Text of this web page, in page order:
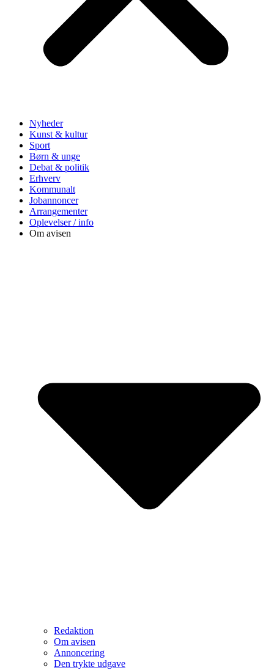
Nyheder
Kunst & kultur
Sport
Børn & unge
Debat & politik
Erhverv
Kommunalt
Jobannoncer
Arrangementer
Oplevelser / info
Om avisen
Redaktion
Om avisen
Annoncering
Den trykte udgave